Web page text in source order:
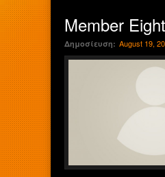
Member
Δημοσίευση: August 19,